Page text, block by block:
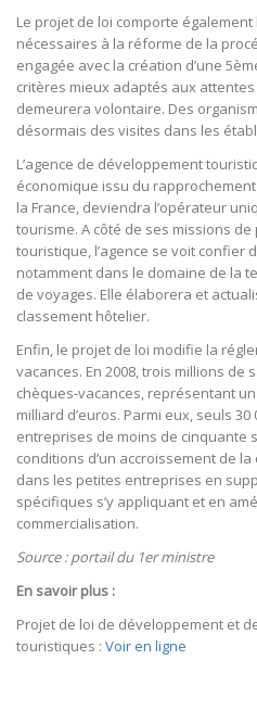
Le projet de loi comporte
nécessaires à la réforme de la
engagée avec la création d’une
critères mieux adaptés aux
demeurera volontaire. Des
désormais des visites dans les
L’agence de développement
économique issu du rapprochement
la France, deviendra l’opérateur
tourisme. A côté de ses missions de
touristique, l’agence se voit confier
notamment dans le domaine de la
de voyages. Elle élaborera et
classement hôtelier.
Enfin, le projet de loi modifie la
vacances. En 2008, trois millions
chèques-vacances, représentant
milliard d’euros. Parmi eux, seuls
entreprises de moins de cinquante
conditions d’un accroissement de
dans les petites entreprises en
spécifiques s’y appliquant et en
commercialisation.
Source : portail du 1er ministre
En savoir plus :
Projet de loi de développement et
touristiques : Voir en ligne